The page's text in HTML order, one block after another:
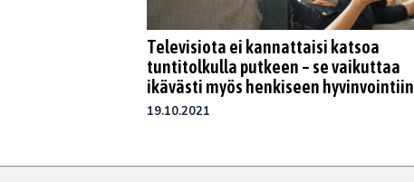
Televisiota ei kannattaisi katsoa
tuntitolkulla putkeen – se vaikuttaa
ikävästi myös henkiseen hyvinvointiin
19.10.2021